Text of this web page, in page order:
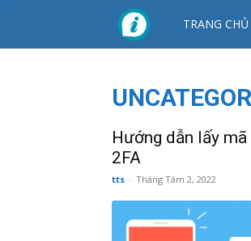
CTYTRANG CHỦ
Hướng dẫn lấy mã
2FA
tts - Tháng Tám 2, 2022